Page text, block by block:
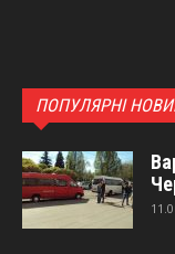
ПОПУЛЯРНІ